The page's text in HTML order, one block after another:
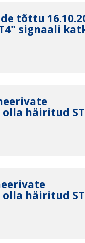
tõttu
signaali
häiritud
häiritud